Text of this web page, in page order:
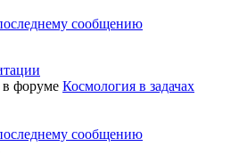
в форуме Космология в задачах